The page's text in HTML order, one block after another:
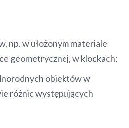
np. w ułożonym materiale
geometrycznej, w klockach;
obiektów w
różnic występujących